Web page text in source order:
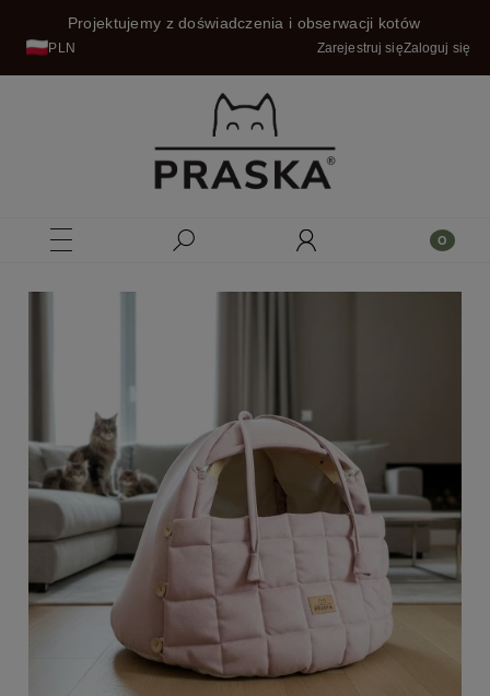
PLN
Projektujemy z doświadczenia i obserwacji kotów
Zarejestruj sięZaloguj się